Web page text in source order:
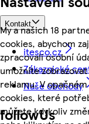
My a našich 18
cookies, abychom
zpracovali osobní
umožníte
reklamu. V
cookies, které
můžete kdykoliv
Kontakt
itesco.cz
Zákaznické
Naše obchody
followUs